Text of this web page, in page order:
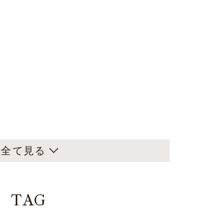
全て見る
TAG